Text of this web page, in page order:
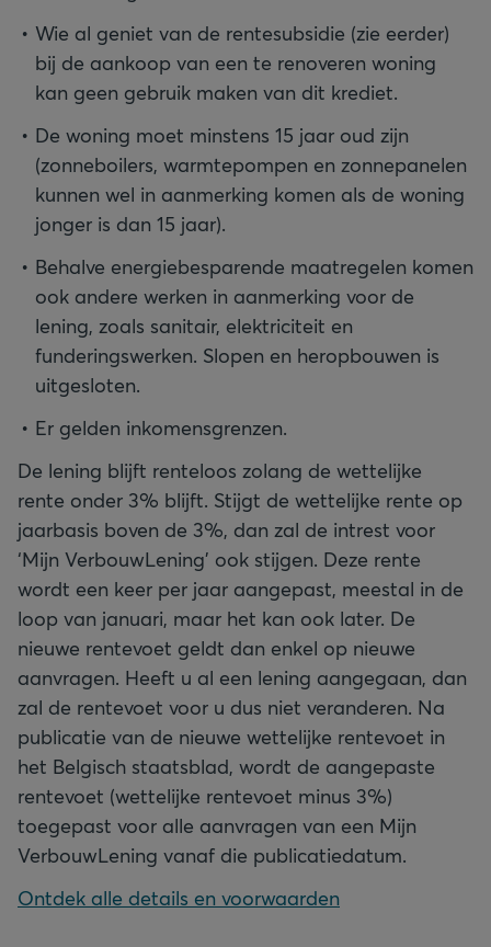
Wie al geniet van de rentesubsidie (zie eerder)
bij de aankoop van een te renoveren woning
kan geen gebruik maken van dit krediet.
De woning moet minstens 15 jaar oud zijn
(zonneboilers, warmtepompen en zonnepanelen
kunnen wel in aanmerking komen als de woning
jonger is dan 15 jaar).
Behalve energiebesparende maatregelen komen
ook andere werken in aanmerking voor de
lening, zoals sanitair, elektriciteit en
funderingswerken. Slopen en heropbouwen is
uitgesloten.
Er gelden inkomensgrenzen.
De lening blijft renteloos zolang de wettelijke
rente onder 3% blijft. Stijgt de wettelijke rente op
jaarbasis boven de 3%, dan zal de intrest voor
‘Mijn VerbouwLening’ ook stijgen. Deze rente
wordt een keer per jaar aangepast, meestal in de
loop van januari, maar het kan ook later. De
nieuwe rentevoet geldt dan enkel op nieuwe
aanvragen. Heeft u al een lening aangegaan, dan
zal de rentevoet voor u dus niet veranderen. Na
publicatie van de nieuwe wettelijke rentevoet in
het Belgisch staatsblad, wordt de aangepaste
rentevoet (wettelijke rentevoet minus 3%)
toegepast voor alle aanvragen van een Mijn
VerbouwLening vanaf die publicatiedatum.
Ontdek alle details en voorwaarden